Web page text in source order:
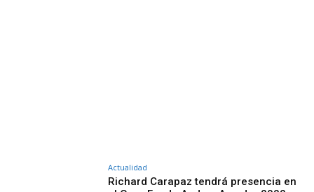
Actualidad
Richard Carapaz tendrá presencia en